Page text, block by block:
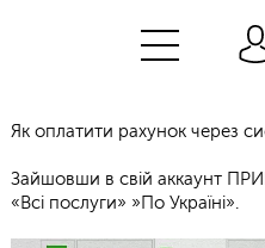
Як оплатити рахунок через
Зайшовши в свій аккаунт
«Всі послуги» »По Україні».